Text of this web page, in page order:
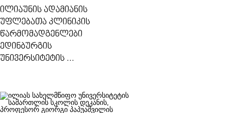
ᲘᲚᲘᲐᲣᲜᲘᲡ ᲐᲓᲐᲛᲘᲐᲜᲘᲡ
ᲣᲤᲚᲔᲑᲐᲗᲐ ᲙᲚᲘᲜᲘᲙᲘᲡ
ᲬᲐᲠᲛᲝᲛᲐᲓᲒᲔᲜᲚᲔᲑᲘ
ᲔᲓᲘᲜᲑᲣᲠᲒᲘᲡ
ᲣᲜᲘᲕᲔᲠᲡᲘᲢᲔᲢᲘᲡ ...